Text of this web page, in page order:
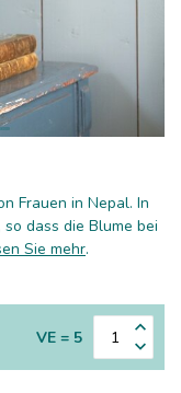
Frauen in Nepal. In
dass die Blume bei
Sie mehr.
VE = 5